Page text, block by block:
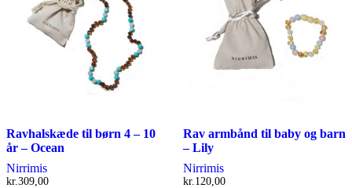
Ravhalskæde til børn 4 – 10
år – Ocean
Nirrimis
kr. 309,00
Rav armbånd til baby og barn
– Lily
Nirrimis
kr. 120,00